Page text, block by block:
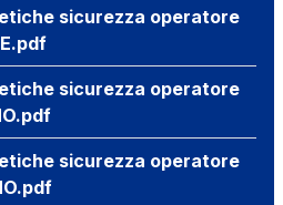
sicurezza operatore
sicurezza operatore
sicurezza operatore